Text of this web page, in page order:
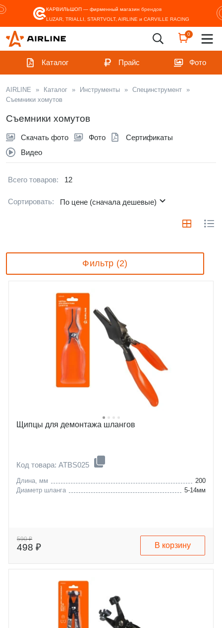
КАРВИЛЬШОП — фирменный магазин брендов
LUZAR, TRIALLI, STARTVOLT, AIRLINE и CARVILLE RACING
0
Каталог Прайс Фото
AIRLINE » Каталог » Инструменты » Специнструмент »
Съемники хомутов
Съемники хомутов
Скачать фото Фото
Сертификаты
Видео
Всего товаров: 12
Сортировать: По цене (сначала дешевые)
Фильтр (2)
Щипцы для демонтажа шлангов
Код товара: ATBS025
Длина, мм
200
Диаметр шланга
5-14мм
590 ₽
498 ₽ В корзину